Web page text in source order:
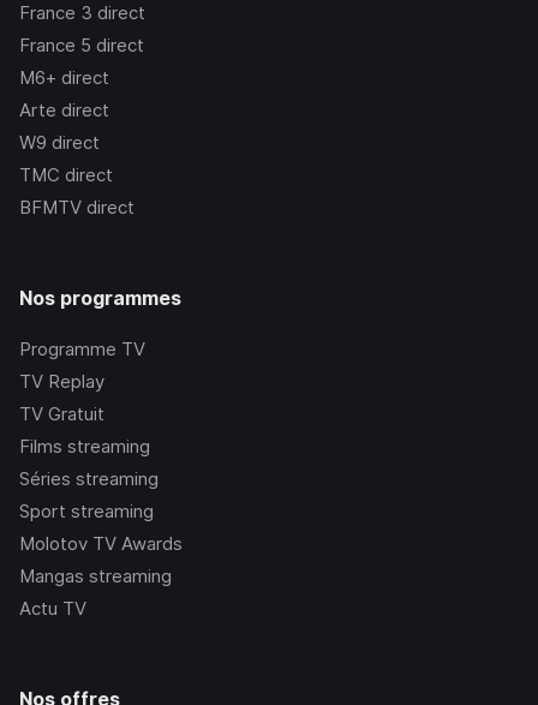
France 3 direct
France 5 direct
M6+ direct
Arte direct
W9 direct
TMC direct
BFMTV direct
Nos programmes
Programme TV
TV Replay
TV Gratuit
Films streaming
Séries streaming
Sport streaming
Molotov TV Awards
Mangas streaming
Actu TV
Nos offres